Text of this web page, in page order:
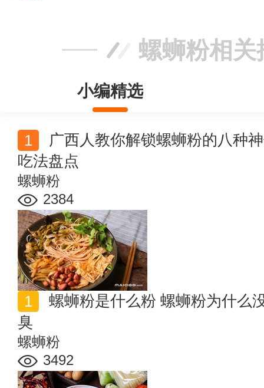
螺蛳粉相关
小编精选
吃法盘点
螺蛳粉
2384
臭
螺蛳粉
3492